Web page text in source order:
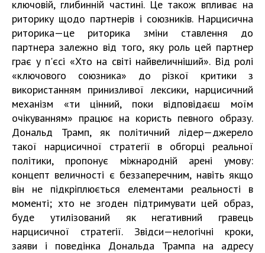
ключовій, глибинній частині. Це також впливає на
риторику щодо партнерів і союзників. Нарцисична
риторика — це риторика зміни ставлення до
партнера залежно від того, яку роль цей партнер
грає у п'єсі «Хто на світі найвеличніший». Від ролі
«ключового союзника» до різкої критики з
використанням принизливої лексики, нарцисичний
механізм «ти цінний, поки відповідаєш моїм
очікуванням» працює на користь певного образу.
Дональд Трамп, як політичний лідер — джерело
такої нарцисичної стратегії в обгорці реальної
політики, пропонує міжнародній арені умову:
концепт величності є беззаперечним, навіть якщо
він не підкріплюється елементами реальності в
моменті; хто не згоден підтримувати цей образ,
буде утилізований як негативний гравець
нарцисичної стратегії. Звідси — нелогічні кроки,
заяви і поведінка Дональда Трампа на адресу